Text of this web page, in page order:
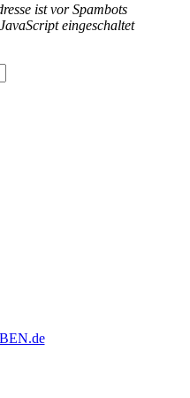
ist vor Spambots
eingeschaltet